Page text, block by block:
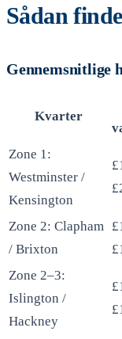
Sådan
Gennemsnitlige
Kvarter
Zone 1:
Westminster /
Kensington
Zone 2: Clapham
/ Brixton
Zone 2–3:
Islington /
Hackney